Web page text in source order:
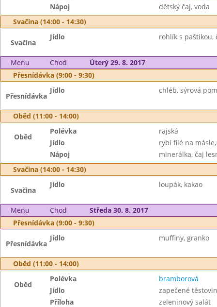
Nápoj
dětský čaj, voda
Svačina (14:00 - 14:30)
Svačina
Jídlo rohlík s paštikou,
Menu Chod
Úterý 29. 8. 2017
Přesnídávka (9:00 - 9:30)
Přesnídávka
Jídlo chléb, sýrová
Oběd (11:00 - 14:00)
Oběd
Polévka
rajská
Jídlo
rybí filé na
Nápoj
minerálka, čaj
Svačina (14:00 - 14:30)
Svačina
Jídlo loupák, kakao
Menu Chod
Středa 30. 8. 2017
Přesnídávka (9:00 - 9:30)
Přesnídávka
Jídlo muffiny, granko
Oběd (11:00 - 14:00)
Oběd
Polévka
bramborová
Jídlo
zapečené
Příloha
zeleninový salát